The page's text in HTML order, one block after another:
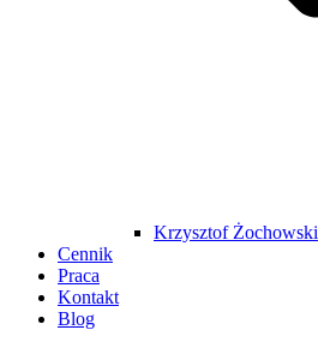
Krzysztof Żochowski
Cennik
Praca
Kontakt
Blog